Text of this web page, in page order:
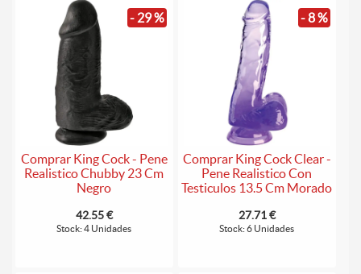
- 29 %
Comprar King Cock - Pene
Realistico Chubby 23 Cm
Negro
42.55 €
Stock: 4 Unidades
- 8 %
Comprar King Cock Clear -
Pene Realistico Con
Testiculos 13.5 Cm Morado
27.71 €
Stock: 6 Unidades